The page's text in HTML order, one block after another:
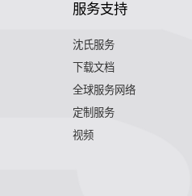
服务支持
沈氏服务
下载文档
全球服务网络
定制服务
视频